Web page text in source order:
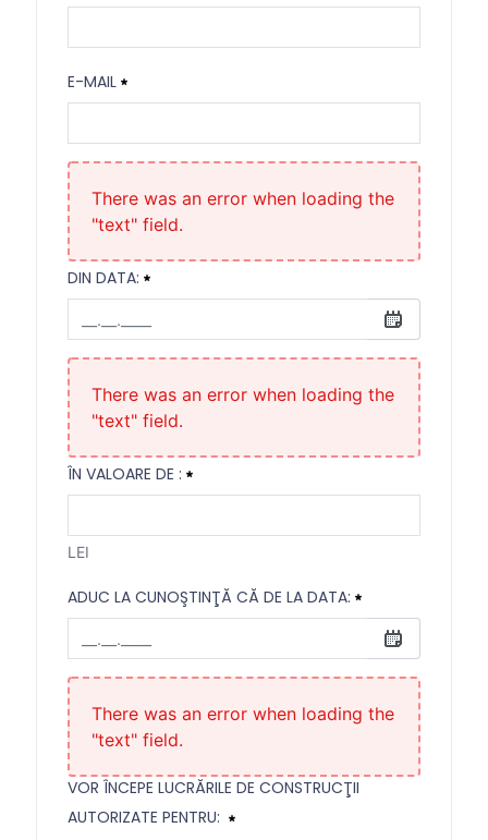
Necesitat
E-MAIL
E-mail
Necesitat
There was an error when loading the
"text" field.
DIN DATA:
din data:
Necesitat
There was an error when loading the
"text" field.
ÎN VALOARE DE :
LEI
ADUC LA CUNOŞTINŢĂ CĂ DE LA DATA:
Aduc la cunoştinţă că de la data:
Necesitat
There was an error when loading the
"text" field.
VOR ÎNCEPE LUCRĂRILE DE CONSTRUCŢII
AUTORIZATE PENTRU: